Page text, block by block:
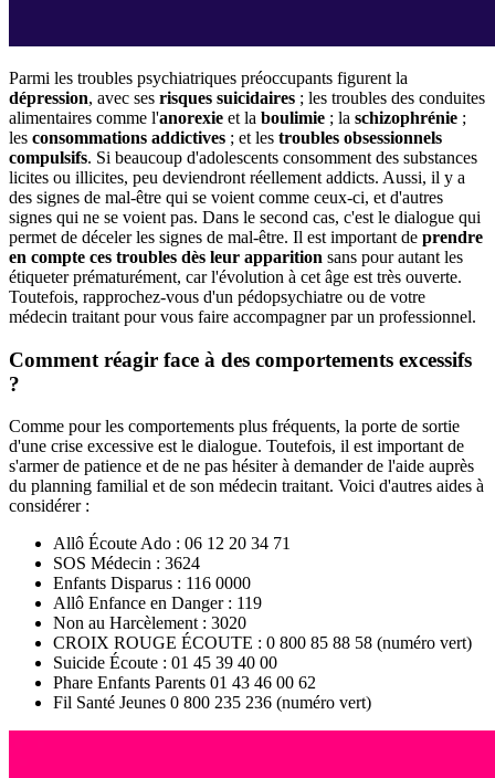
Parmi les troubles psychiatriques préoccupants figurent la
dépression, avec ses risques suicidaires ; les troubles des conduites
alimentaires comme l'anorexie et la boulimie ; la schizophrénie ;
les consommations addictives ; et les troubles obsessionnels
compulsifs. Si beaucoup d'adolescents consomment des substances
licites ou illicites, peu deviendront réellement addicts. Aussi, il y a
des signes de mal-être qui se voient comme ceux-ci, et d'autres
signes qui ne se voient pas. Dans le second cas, c'est le dialogue qui
permet de déceler les signes de mal-être. Il est important de prendre
en compte ces troubles dès leur apparition sans pour autant les
étiqueter prématurément, car l'évolution à cet âge est très ouverte.
Toutefois, rapprochez-vous d'un pédopsychiatre ou de votre
médecin traitant pour vous faire accompagner par un professionnel.
Comment réagir face à des comportements excessifs
?
Comme pour les comportements plus fréquents, la porte de sortie
d'une crise excessive est le dialogue. Toutefois, il est important de
s'armer de patience et de ne pas hésiter à demander de l'aide auprès
du planning familial et de son médecin traitant. Voici d'autres aides à
considérer :
Allô Écoute Ado : 06 12 20 34 71
SOS Médecin : 3624
Enfants Disparus : 116 0000
Allô Enfance en Danger : 119
Non au Harcèlement : 3020
CROIX ROUGE ÉCOUTE : 0 800 85 88 58 (numéro vert)
Suicide Écoute : 01 45 39 40 00
Phare Enfants Parents 01 43 46 00 62
Fil Santé Jeunes 0 800 235 236 (numéro vert)